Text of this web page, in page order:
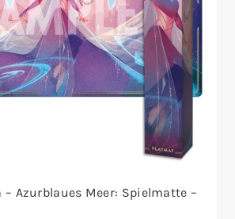
– Azurblaues Meer: Spielmatte –